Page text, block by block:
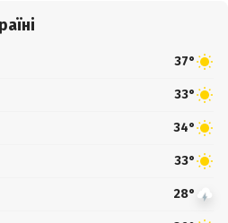
37°
33°
34°
33°
28°